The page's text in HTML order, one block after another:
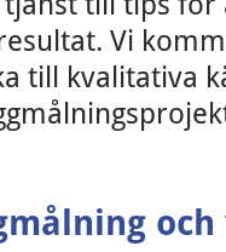
Vi
till kvalitativa